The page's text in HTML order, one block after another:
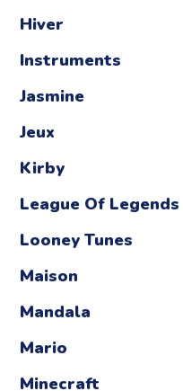
Hiver
Instruments
Jasmine
Jeux
Kirby
League Of Legends
Looney Tunes
Maison
Mandala
Mario
Minecraft